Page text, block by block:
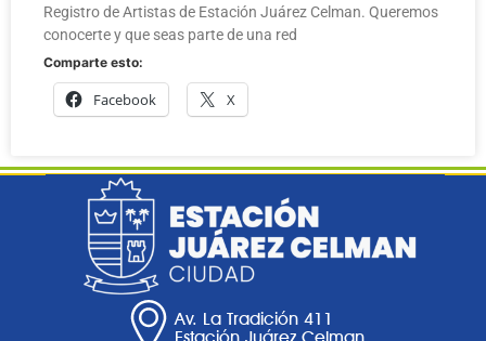
Registro de Artistas de Estación Juárez Celman. Queremos
conocerte y que seas parte de una red
Comparte esto:
Facebook X
Av. La Tradición 411